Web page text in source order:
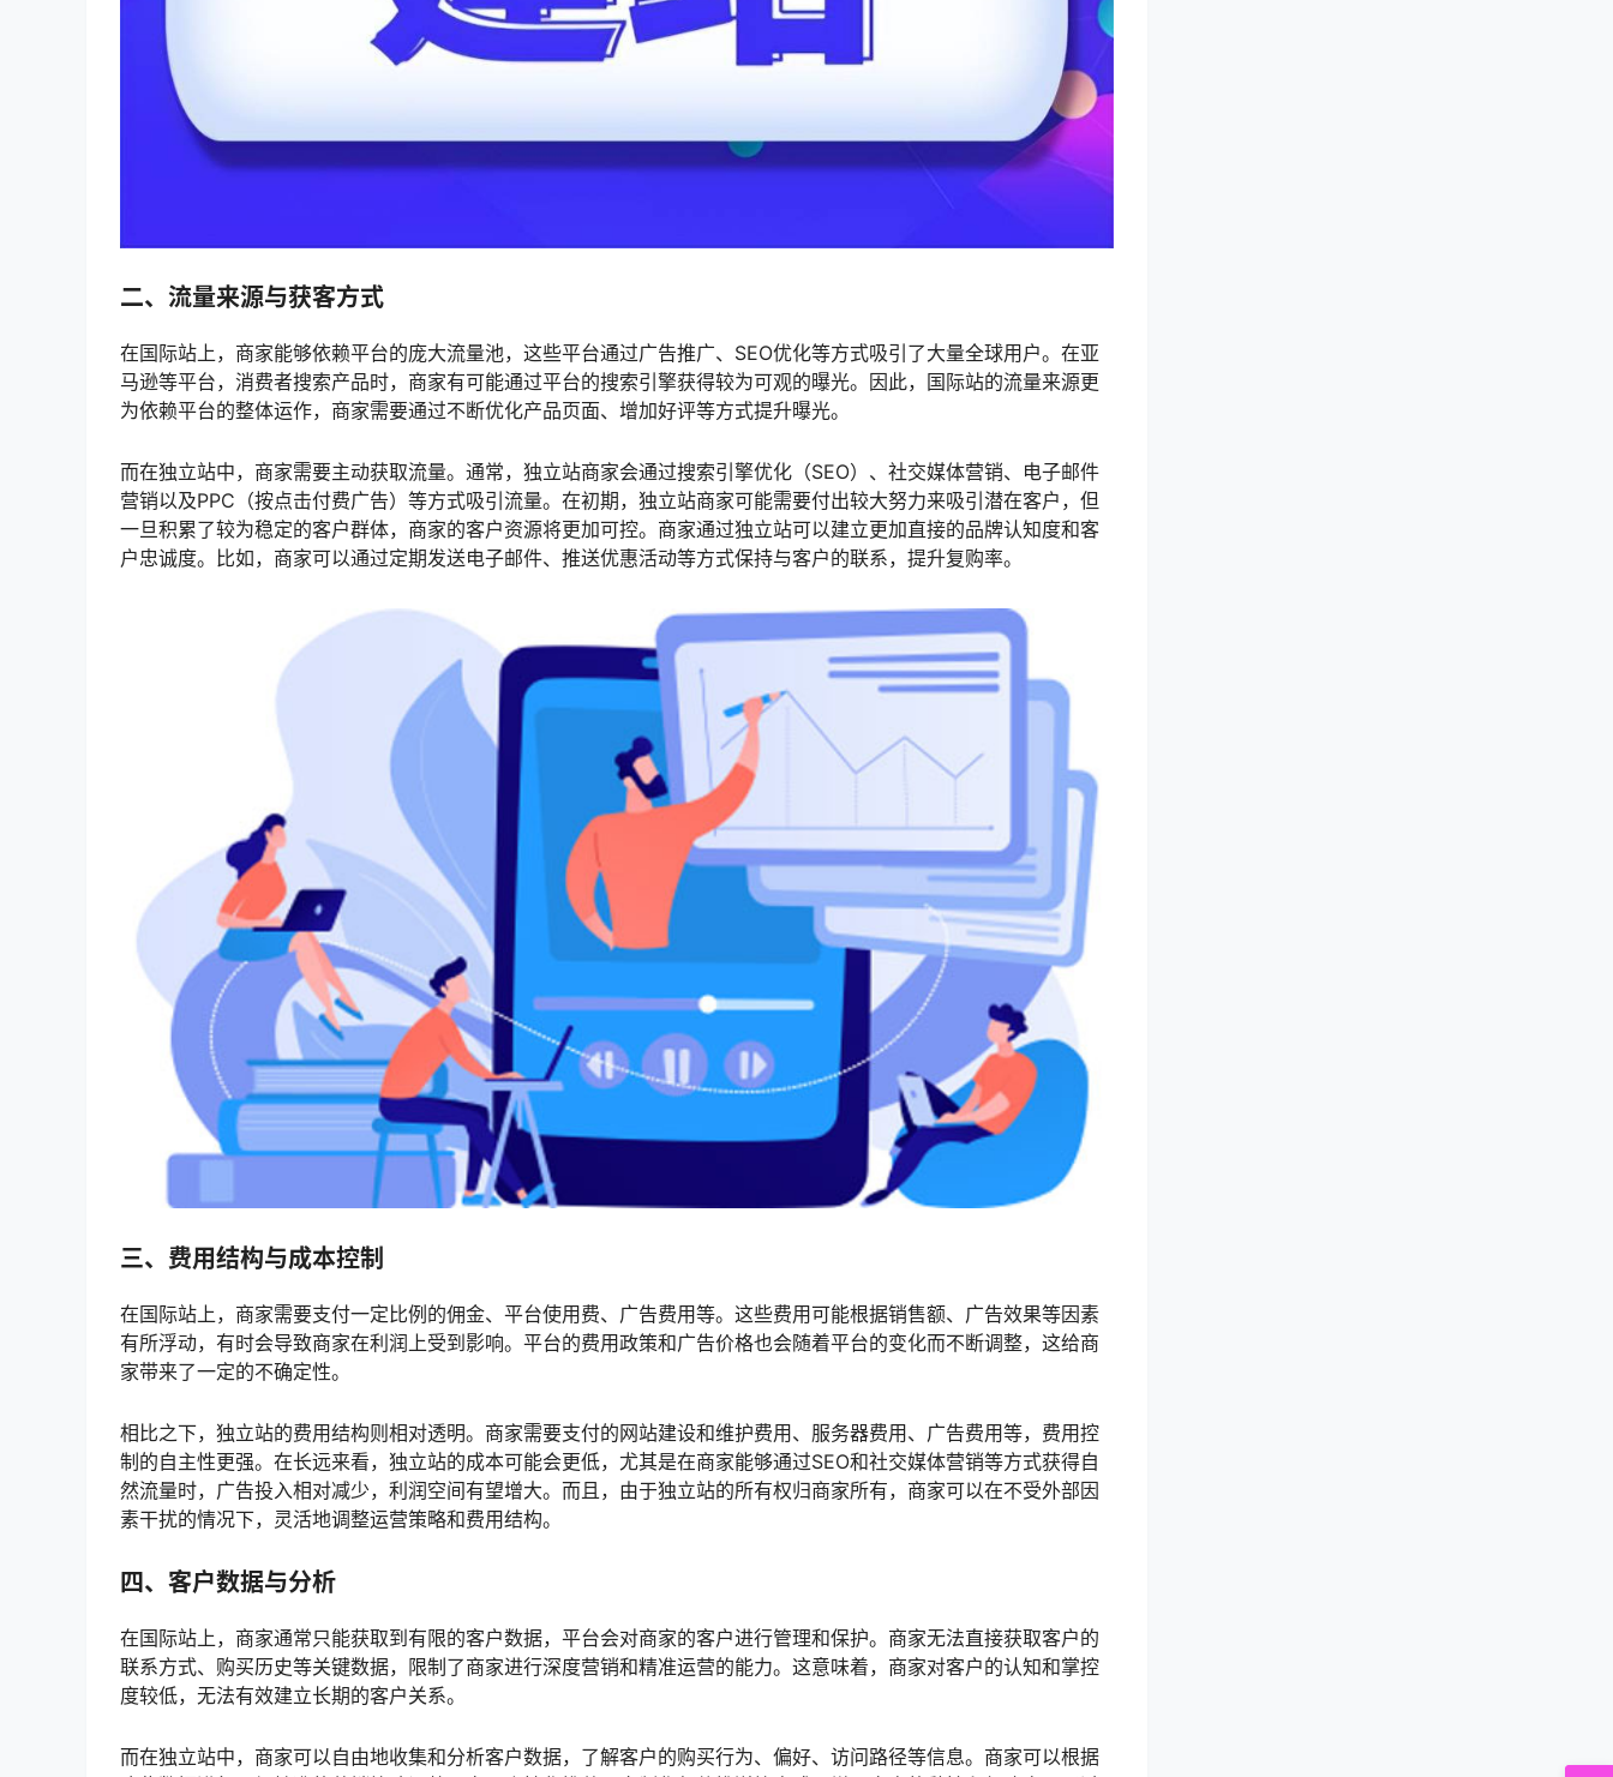
二、流量来源与获客方式
在国际站上，商家能够依赖平台的庞大流量池，这些平台通过广告推广、SEO优化等方式吸引了大量全球用户。在亚
马逊等平台，消费者搜索产品时，商家有可能通过平台的搜索引擎获得较为可观的曝光。因此，国际站的流量来源更
为依赖平台的整体运作，商家需要通过不断优化产品页面、增加好评等方式提升曝光。
而在独立站中，商家需要主动获取流量。通常，独立站商家会通过搜索引擎优化（SEO）、社交媒体营销、电子邮件
营销以及PPC（按点击付费广告）等方式吸引流量。在初期，独立站商家可能需要付出较大努力来吸引潜在客户，但
一旦积累了较为稳定的客户群体，商家的客户资源将更加可控。商家通过独立站可以建立更加直接的品牌认知度和客
户忠诚度。比如，商家可以通过定期发送电子邮件、推送优惠活动等方式保持与客户的联系，提升复购率。
三、费用结构与成本控制
在国际站上，商家需要支付一定比例的佣金、平台使用费、广告费用等。这些费用可能根据销售额、广告效果等因素
有所浮动，有时会导致商家在利润上受到影响。平台的费用政策和广告价格也会随着平台的变化而不断调整，这给商
家带来了一定的不确定性。
相比之下，独立站的费用结构则相对透明。商家需要支付的网站建设和维护费用、服务器费用、广告费用等，费用控
制的自主性更强。在长远来看，独立站的成本可能会更低，尤其是在商家能够通过SEO和社交媒体营销等方式获得自
然流量时，广告投入相对减少，利润空间有望增大。而且，由于独立站的所有权归商家所有，商家可以在不受外部因
素干扰的情况下，灵活地调整运营策略和费用结构。
四、客户数据与分析
在国际站上，商家通常只能获取到有限的客户数据，平台会对商家的客户进行管理和保护。商家无法直接获取客户的
联系方式、购买历史等关键数据，限制了商家进行深度营销和精准运营的能力。这意味着，商家对客户的认知和掌控
度较低，无法有效建立长期的客户关系。
而在独立站中，商家可以自由地收集和分析客户数据，了解客户的购买行为、偏好、访问路径等信息。商家可以根据